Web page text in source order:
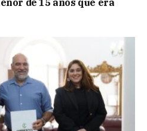
de 15 años que era